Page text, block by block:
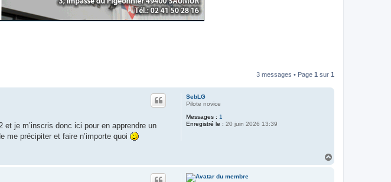
3 messages • Page 1 sur 1
SebLG
Pilote novice
Messages : 1
Enregistré le : 20 juin 2026 13:39
et je m’inscris donc ici pour en apprendre un
me précipiter et faire n’importe quoi